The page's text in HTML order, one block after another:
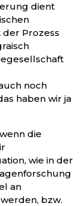
dient
Prozess
noch
haben wir ja
die
wie in der
an
bzw.